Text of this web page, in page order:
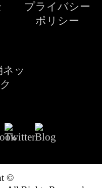
プライバシー
ポリシー
©